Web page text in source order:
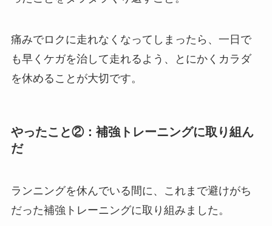
も早くケガを治して走れるよう、とにかくカラダ
を休めることが大切です。
だ
だった補強トレーニングに取り組みました。